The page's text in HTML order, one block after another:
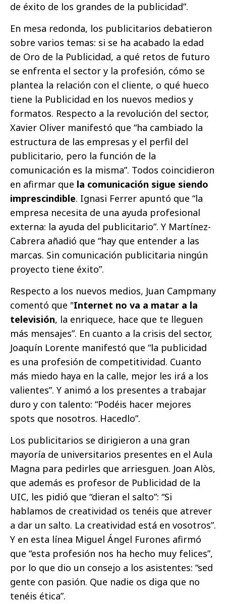
de éxito de los grandes de la publicidad”.
En mesa redonda, los publicitarios debatieron
sobre varios temas: si se ha acabado la edad
de Oro de la Publicidad, a qué retos de futuro
se enfrenta el sector y la profesión, cómo se
plantea la relación con el cliente, o qué hueco
tiene la Publicidad en los nuevos medios y
formatos. Respecto a la revolución del sector,
Xavier Oliver manifestó que “ha cambiado la
estructura de las empresas y el perfil del
publicitario, pero la función de la
comunicación es la misma”. Todos coincidieron
en afirmar que la comunicación sigue siendo
imprescindible. Ignasi Ferrer apuntó que “la
empresa necesita de una ayuda profesional
externa: la ayuda del publicitario”. Y Martínez-
Cabrera añadió que “hay que entender a las
marcas. Sin comunicación publicitaria ningún
proyecto tiene éxito”.
Respecto a los nuevos medios, Juan Campmany
comentó que "Internet no va a matar a la
televisión, la enriquece, hace que te lleguen
más mensajes”. En cuanto a la crisis del sector,
Joaquín Lorente manifestó que “la publicidad
es una profesión de competitividad. Cuanto
más miedo haya en la calle, mejor les irá a los
valientes”. Y animó a los presentes a trabajar
duro y con talento: “Podéis hacer mejores
spots que nosotros. Hacedlo”.
Los publicitarios se dirigieron a una gran
mayoría de universitarios presentes en el Aula
Magna para pedirles que arriesguen. Joan Alòs,
que además es profesor de Publicidad de la
UIC, les pidió que “dieran el salto”: “Si
hablamos de creatividad os tenéis que atrever
a dar un salto. La creatividad está en vosotros”.
Y en esta línea Miguel Ángel Furones afirmó
que “esta profesión nos ha hecho muy felices”,
por lo que dio un consejo a los asistentes: “sed
gente con pasión. Que nadie os diga que no
tenéis ética”.